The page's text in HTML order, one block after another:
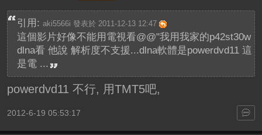
引用: aki5566i 發表於 2011-12-13 12:47
這個影片好像不能用電視看@@"我用我家的p42st30w
dlna看 他說 解析度不支援...dlna軟體是powerdvd11 這
是電 ...
powerdvd11 不行, 用TMT5吧,
2012-6-19 05:53:17